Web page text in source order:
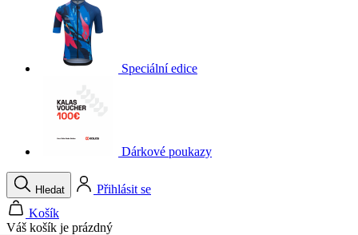
Speciální edice
Dárkové poukazy
Hledat
Přihlásit se
Košík
Váš košík je prázdný